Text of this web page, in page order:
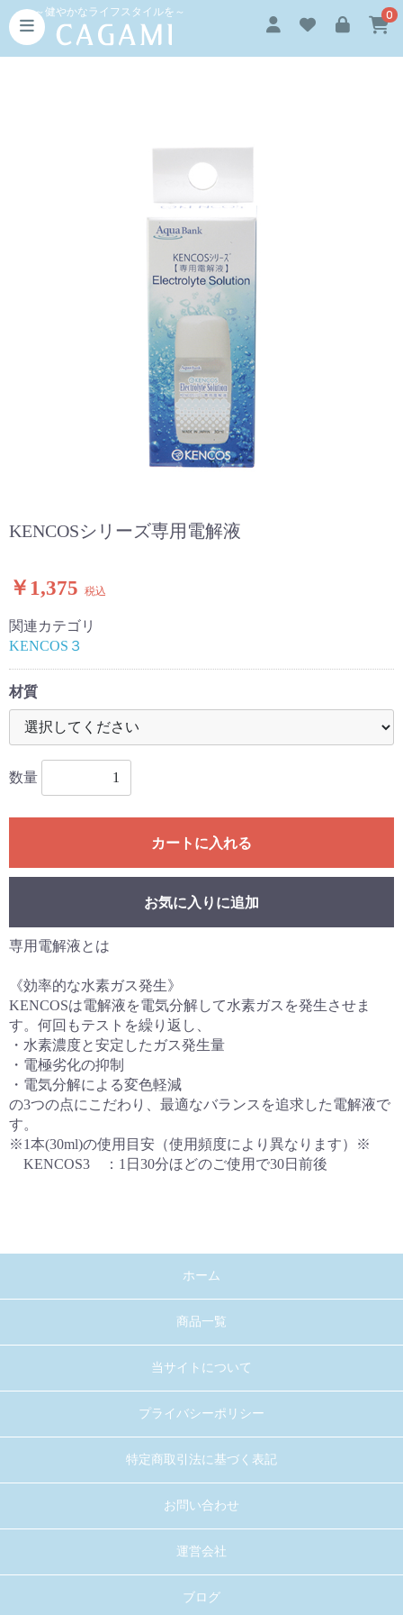
～健やかなライフスタイルを～ 0
KENCOSシリーズ専用電解液
￥1,375 税込
関連カテゴリ
KENCOS３
材質
数量
カートに入れる
お気に入りに追加
専用電解液とは
《効率的な水素ガス発生》
KENCOSは電解液を電気分解して水素ガスを発生させま
す。何回もテストを繰り返し、
・水素濃度と安定したガス発生量
・電極劣化の抑制
・電気分解による変色軽減
の3つの点にこだわり、最適なバランスを追求した電解液で
す。
※1本(30ml)の使用目安（使用頻度により異なります）※
KENCOS3 ：1日30分ほどのご使用で30日前後
ホーム
商品一覧
当サイトについて
プライバシーポリシー
特定商取引法に基づく表記
お問い合わせ
運営会社
ブログ